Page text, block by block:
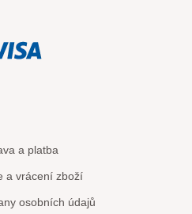
a platba
a vrácení zboží
osobních údajů